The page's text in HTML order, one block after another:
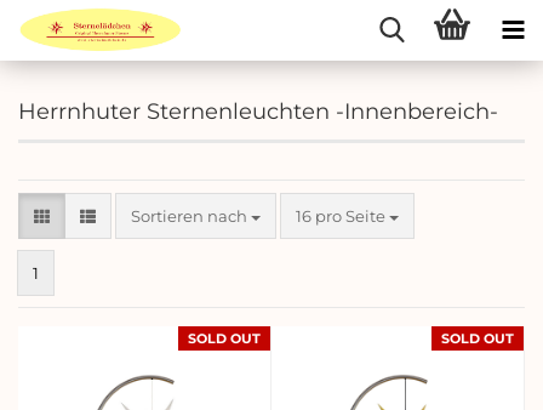
Herrnhuter Sternenleuchten -Innenbereich-
Sortieren nach
Sortieren nach 16 pro Seite
pro Seite
1
SOLD OUT SOLD OUT